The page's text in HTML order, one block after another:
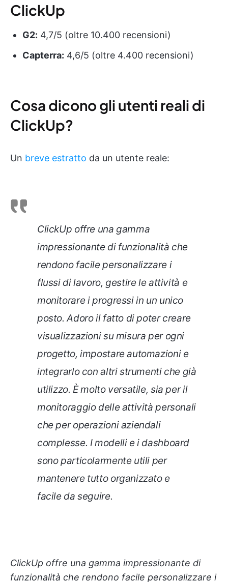
ClickUp
G2: 4,7/5 (oltre 10.400 recensioni)
Capterra: 4,6/5 (oltre 4.400 recensioni)
Cosa dicono gli utenti reali di
ClickUp?
Un breve estratto da un utente reale:
ClickUp offre una gamma
impressionante di funzionalità che
rendono facile personalizzare i
flussi di lavoro, gestire le attività e
monitorare i progressi in un unico
posto. Adoro il fatto di poter creare
visualizzazioni su misura per ogni
progetto, impostare automazioni e
integrarlo con altri strumenti che già
utilizzo. È molto versatile, sia per il
monitoraggio delle attività personali
che per operazioni aziendali
complesse. I modelli e i dashboard
sono particolarmente utili per
mantenere tutto organizzato e
facile da seguire.
ClickUp offre una gamma impressionante di
funzionalità che rendono facile personalizzare i